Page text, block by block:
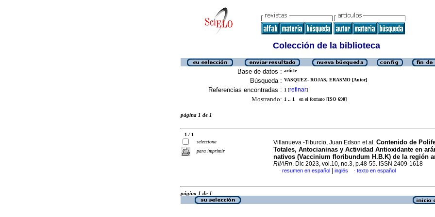
Colección de la biblioteca
Base de datos : article
Búsqueda : VASQUEZ- ROJAS, ERASMO [Autor]
Referencias encontradas : 1 [refinar]
Mostrando: 1 .. 1 en el formato [ISO 690]
página 1 de 1
1 / 1
selecciona
para imprimir
Villanueva -Tiburcio, Juan Edson et al. Contenido de
Totales, Antocianinas y Actividad Antioxidante en
nativos (Vaccinium floribundum H.B.K) de la región
RIIARn, Dic 2023, vol.10, no.3, p.48-55. ISSN 2409-1618
· resumen en español inglés · texto en español
página 1 de 1